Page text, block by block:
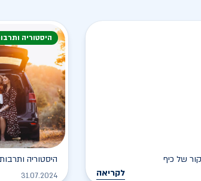
של כיף
לקריאה
היסטוריה
היסטוריה
31.07.2024